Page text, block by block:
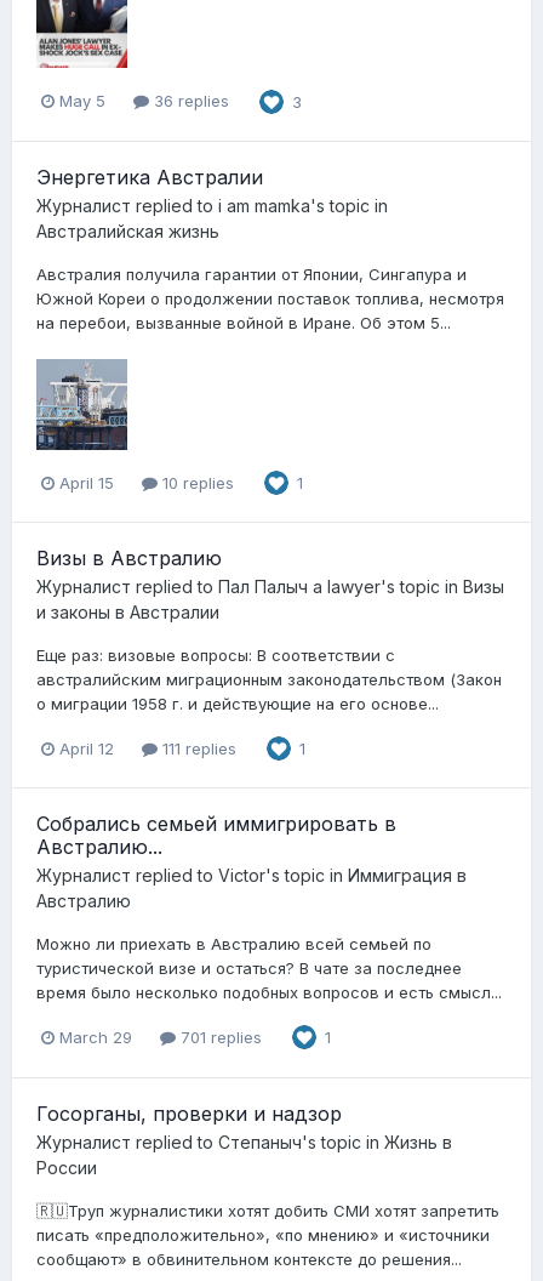
May 5 36 replies 3
Энергетика Австралии
Журналист replied to i am mamka's topic in
Австралийская жизнь
Австралия получила гарантии от Японии, Сингапура и
Южной Кореи о продолжении поставок топлива, несмотря
на перебои, вызванные войной в Иране. Об этом 5...
April 15 10 replies 1
Визы в Австралию
Журналист replied to Пал Палыч a lawyer's topic in Визы
и законы в Австралии
Еще раз: визовые вопросы: В соответствии с
австралийским миграционным законодательством (Закон
о миграции 1958 г. и действующие на его основе...
April 12 111 replies 1
Собрались семьей иммигрировать в
Австралию...
Журналист replied to Victor's topic in Иммиграция в
Австралию
Можно ли приехать в Австралию всей семьей по
туристической визе и остаться? В чате за последнее
время было несколько подобных вопросов и есть смысл...
March 29 701 replies 1
Госорганы, проверки и надзор
Журналист replied to Степаныч's topic in Жизнь в
России
🇷🇺Труп журналистики хотят добить СМИ хотят запретить
писать «предположительно», «по мнению» и «источники
сообщают» в обвинительном контексте до решения...